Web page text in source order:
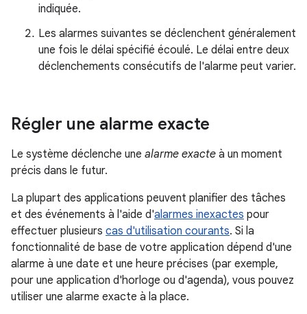
indiquée.
Les alarmes suivantes se déclenchent généralement
une fois le délai spécifié écoulé. Le délai entre deux
déclenchements consécutifs de l'alarme peut varier.
Régler une alarme exacte
Le système déclenche une alarme exacte à un moment
précis dans le futur.
La plupart des applications peuvent planifier des tâches
et des événements à l'aide d'alarmes inexactes pour
effectuer plusieurs cas d'utilisation courants. Si la
fonctionnalité de base de votre application dépend d'une
alarme à une date et une heure précises (par exemple,
pour une application d'horloge ou d'agenda), vous pouvez
utiliser une alarme exacte à la place.